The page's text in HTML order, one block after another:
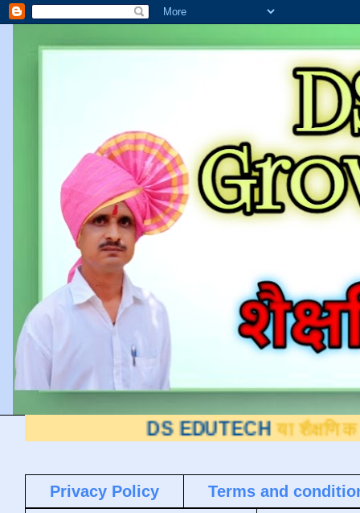
DS EDUTECH या शैक्षणिक ब्लॉगवर
Privacy Policy
Terms and